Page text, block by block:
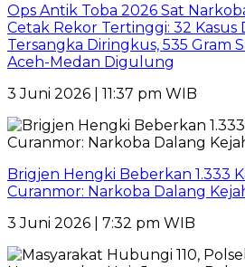
Ops Antik Toba 2026 Sat
Cetak Rekor Tertinggi: 32 Kasus
Tersangka Diringkus, 535 Gram
Aceh-Medan Digulung
3 Juni 2026 | 11:37 pm WIB
Brigjen Hengki Beberkan 1.333
Curanmor: Narkoba Dalang
3 Juni 2026 | 7:32 pm WIB